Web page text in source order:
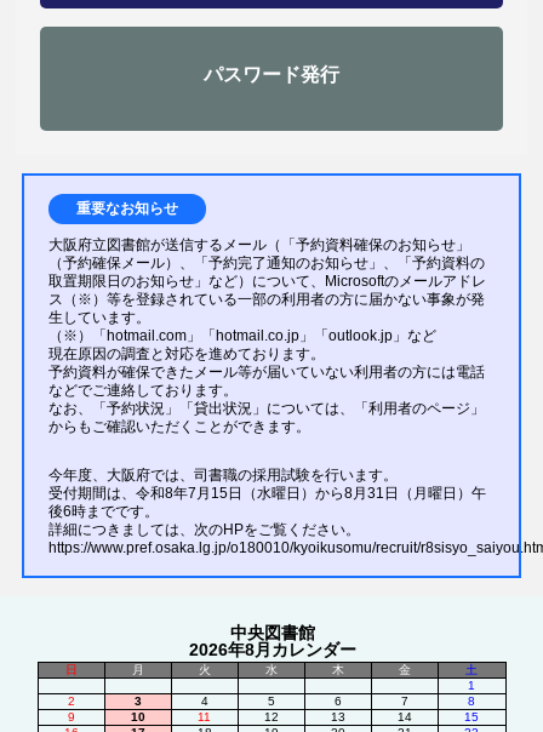
パスワード発行
重要なお知らせ
大阪府立図書館が送信するメール（「予約資料確保のお知らせ」
（予約確保メール）、「予約完了通知のお知らせ」、「予約資料の
取置期限日のお知らせ」など）について、Microsoftのメールアドレ
ス（※）等を登録されている一部の利用者の方に届かない事象が発
生しています。
（※）「hotmail.com」「hotmail.co.jp」「outlook.jp」など
現在原因の調査と対応を進めております。
予約資料が確保できたメール等が届いていない利用者の方には電話
などでご連絡しております。
なお、「予約状況」「貸出状況」については、「利用者のページ」
からもご確認いただくことができます。
今年度、大阪府では、司書職の採用試験を行います。
受付期間は、令和8年7月15日（水曜日）から8月31日（月曜日）午
後6時までです。
詳細につきましては、次のHPをご覧ください。
https://www.pref.osaka.lg.jp/o180010/kyoikusomu/recruit/
中央図書館
2026年8月カレンダー
日 月 火 水 木 金
土
1
2
3 4 5 6 7
8
9
10 11 12 13 14
15